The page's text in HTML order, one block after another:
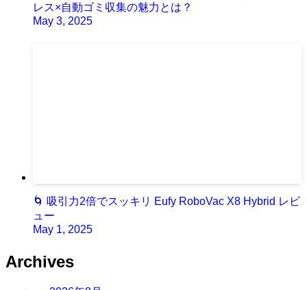
レス×自動ゴミ収集の魅力とは？
May 3, 2025
🌀 吸引力2倍でスッキリ Eufy RoboVac X8 Hybrid レビ
ュー
May 1, 2025
Archives